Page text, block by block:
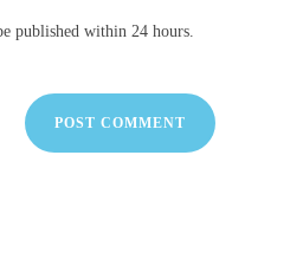
published within 24 hours.